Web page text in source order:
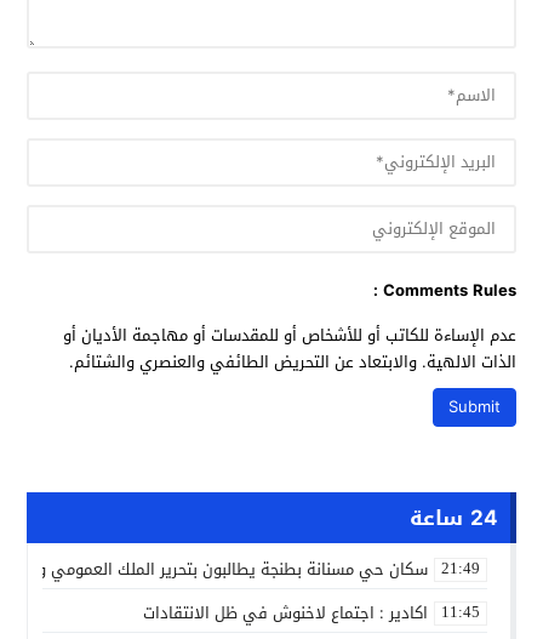
Comments Rules :
عدم الإساءة للكاتب أو للأشخاص أو للمقدسات أو مهاجمة الأديان أو
الذات الالهية. والابتعاد عن التحريض الطائفي والعنصري والشتائم.
24 ساعة
21:49 سكان حي مسنانة بطنجة يطالبون بتحرير الملك العمومي
11:45 اكادير : اجتماع لاخنوش في ظل الانتقادات